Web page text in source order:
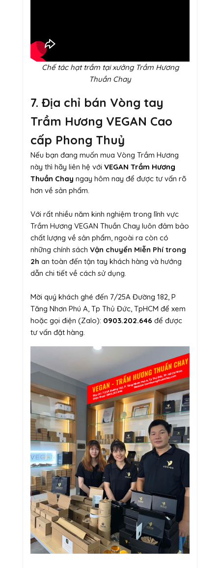
Chế tác hạt trầm tại xưởng Trầm Hương
Thuần Chay
7. Địa chỉ bán Vòng tay
Trầm Hương VEGAN Cao
cấp Phong Thuỷ
Nếu bạn đang muốn mua Vòng Trầm Hương
này thì hãy liên hệ với VEGAN Trầm Hương
Thuần Chay ngay hôm nay để được tư vấn rõ
hơn về sản phẩm.
Với rất nhiều năm kinh nghiệm trong lĩnh vực
Trầm Hương VEGAN Thuần Chay luôn đảm bảo
chất lượng về sản phẩm, ngoài ra còn có
những chính sách Vận chuyển Miễn Phí trong
2h an toàn đến tận tay khách hàng và hướng
dẫn chi tiết về cách sử dụng.
Mời quý khách ghé đến 7/25A Đường 182, P
Tăng Nhơn Phú A, Tp Thủ Đức, TpHCM để xem
hoặc gọi điện (Zalo): 0903.202.646 để được
tư vấn đặt hàng.